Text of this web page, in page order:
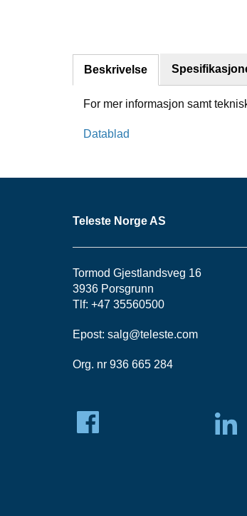
Beskrivelse
For mer informasjon samt
Datablad
Teleste Norge AS
Tormod Gjestlandsveg 16
3936 Porsgrunn
Tlf: +47 35560500
Epost: salg@teleste.com
Org. nr 936 665 284